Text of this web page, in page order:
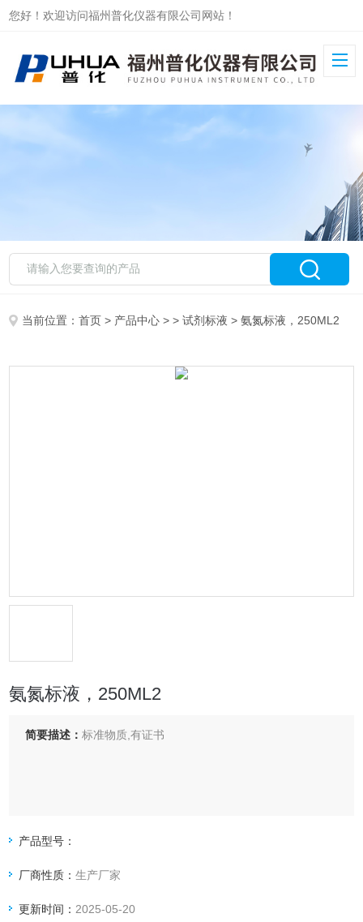
您好！欢迎访问福州普化仪器有限公司网站！
当前位置：首页 > 产品中心 > >试剂标液 > 氨氮标液，250ML2
氨氮标液，250ML2
简要描述：标准物质,有证书
产品型号：
厂商性质：生产厂家
更新时间： 2025-05-20